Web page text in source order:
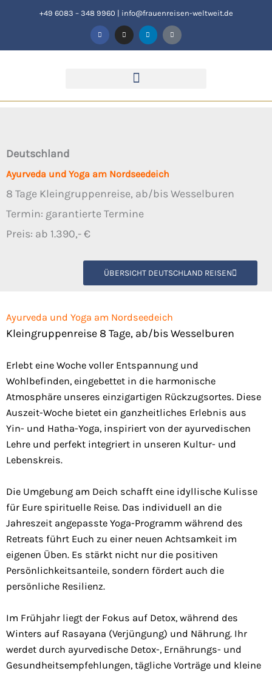
+49 6083 – 348 9960 | info@frauenreisen-weltweit.de
F
a
c
e
b
I
n
s
t
a
L
i
n
k
e
T
i
k
t
o
Deutschland
Ayurveda und Yoga am Nordseedeich
8 Tage Kleingruppenreise, ab/bis Wesselburen
Termin: garantierte Termine
Preis: ab 1.390,- €
ÜBERSICHT DEUTSCHLAND REISEN
Ayurveda und Yoga am Nordseedeich
Kleingruppenreise 8 Tage, ab/bis Wesselburen
Erlebt eine Woche voller Entspannung und
Wohlbefinden, eingebettet in die harmonische
Atmosphäre unseres einzigartigen Rückzugsortes. Diese
Auszeit-Woche bietet ein ganzheitliches Erlebnis aus
Yin- und Hatha-Yoga, inspiriert von der ayurvedischen
Lehre und perfekt integriert in unseren Kultur- und
Lebenskreis.
Die Umgebung am Deich schafft eine idyllische Kulisse
für Eure spirituelle Reise. Das individuell an die
Jahreszeit angepasste Yoga-Programm während des
Retreats führt Euch zu einer neuen Achtsamkeit im
eigenen Üben. Es stärkt nicht nur die positiven
Persönlichkeitsanteile, sondern fördert auch die
persönliche Resilienz.
Im Frühjahr liegt der Fokus auf Detox, während des
Winters auf Rasayana (Verjüngung) und Nährung. Ihr
werdet durch ayurvedische Detox-, Ernährungs- und
Gesundheitsempfehlungen, tägliche Vorträge und kleine